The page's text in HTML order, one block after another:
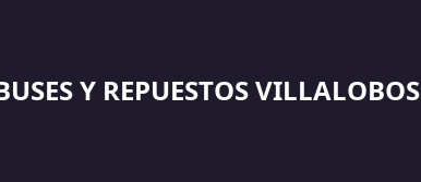
Y REPUESTOS VILLALOBOS